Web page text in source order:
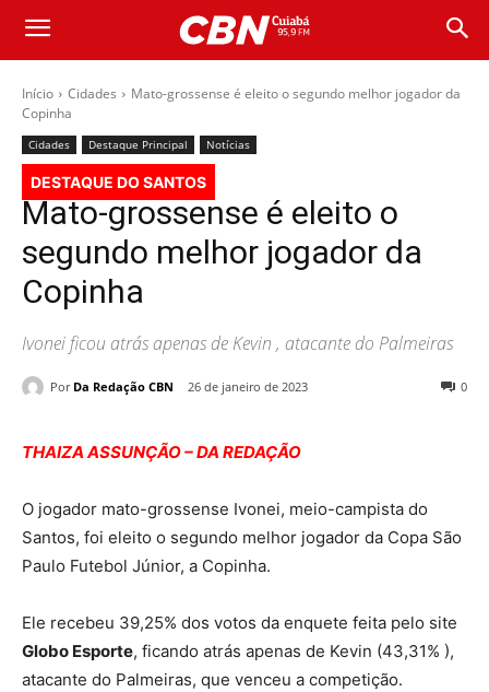
Início Cidades
Mato-grossense é eleito o segundo melhor jogador da
Copinha
Cidades Destaque Principal Notícias
DESTAQUE DO SANTOS
Mato-grossense é eleito o
segundo melhor jogador da
Copinha
Ivonei ficou atrás apenas de Kevin , atacante do Palmeiras
Por Da Redação CBN 26 de janeiro de 2023 0
THAIZA ASSUNÇÃO – DA REDAÇÃO
O jogador mato-grossense Ivonei, meio-campista do
Santos, foi eleito o segundo melhor jogador da Copa São
Paulo Futebol Júnior, a Copinha.
Ele recebeu 39,25% dos votos da enquete feita pelo site
Globo Esporte, ficando atrás apenas de Kevin (43,31% ),
atacante do Palmeiras, que venceu a competição.